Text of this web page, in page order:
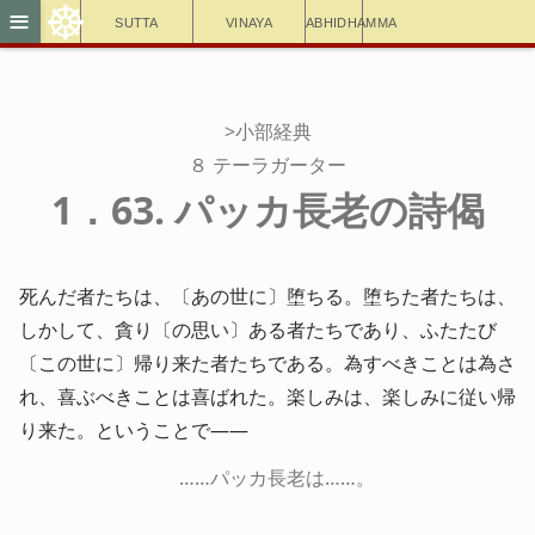
Sutta Vinaya Abhidhamma
≡ ☸
>小部経典
８ テーラガーター
1．63. パッカ長老の詩偈
死んだ者たちは、〔あの世に〕堕ちる。堕ちた者たちは、
しかして、貪り〔の思い〕ある者たちであり、ふたたび
〔この世に〕帰り来た者たちである。為すべきことは為さ
れ、喜ぶべきことは喜ばれた。楽しみは、楽しみに従い帰
り来た。ということで――
……パッカ長老は……。